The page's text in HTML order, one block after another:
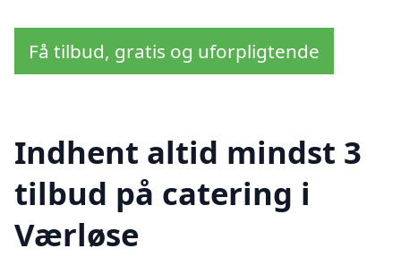
Få tilbud, gratis og uforpligtende
Indhent altid mindst 3
tilbud på catering i
Værløse